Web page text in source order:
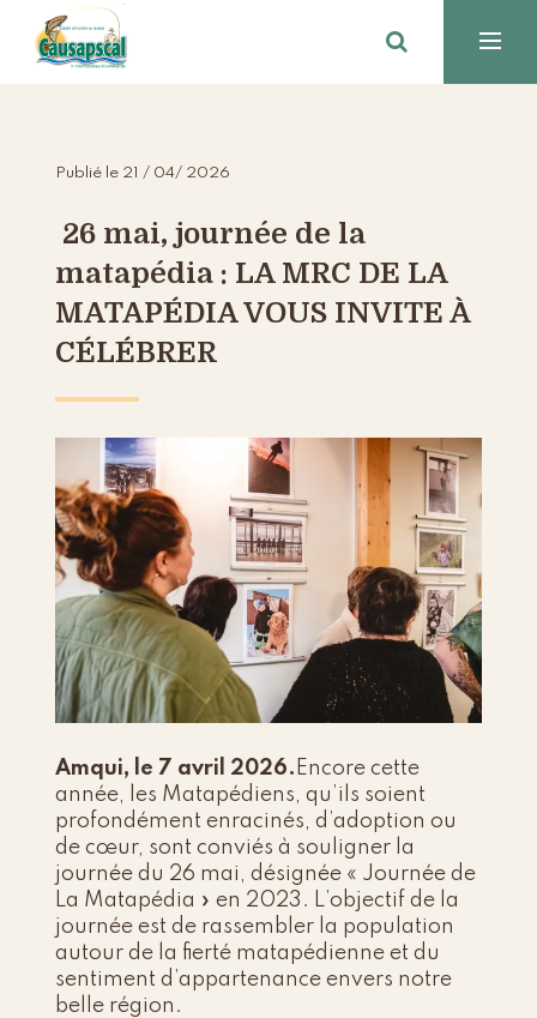
Publié le 21 / 04/ 2026
26 mai, journée de la
matapédia : LA MRC DE LA
MATAPÉDIA VOUS INVITE À
CÉLÉBRER
Amqui, le 7 avril 2026. Encore cette
année, les Matapédiens, qu’ils soient
profondément enracinés, d’adoption ou
de cœur, sont conviés à souligner la
journée du 26 mai, désignée « Journée de
La Matapédia » en 2023. L’objectif de la
journée est de rassembler la population
autour de la fierté matapédienne et du
sentiment d’appartenance envers notre
belle région.